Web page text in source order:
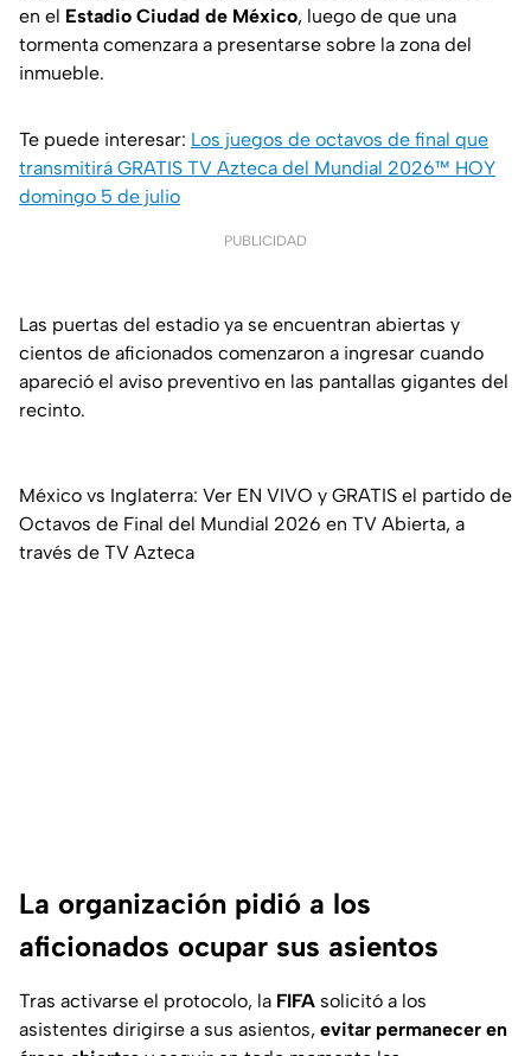
en el Estadio Ciudad de México, luego de que una
tormenta comenzara a presentarse sobre la zona del
inmueble.
Te puede interesar: Los juegos de octavos de final que
transmitirá GRATIS TV Azteca del Mundial 2026™ HOY
domingo 5 de julio
PUBLICIDAD
Las puertas del estadio ya se encuentran abiertas y
cientos de aficionados comenzaron a ingresar cuando
apareció el aviso preventivo en las pantallas gigantes del
recinto.
México vs Inglaterra: Ver EN VIVO y GRATIS el partido de
Octavos de Final del Mundial 2026 en TV Abierta, a
través de TV Azteca
La organización pidió a los
aficionados ocupar sus asientos
Tras activarse el protocolo, la FIFA solicitó a los
asistentes dirigirse a sus asientos, evitar permanecer en